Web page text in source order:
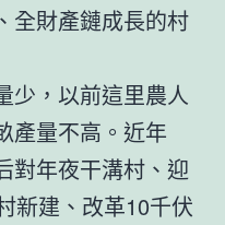
全財產鏈成長的村
，以前這里農人
產量不高。近年
對年夜干溝村、迎
新建、改革10千伏